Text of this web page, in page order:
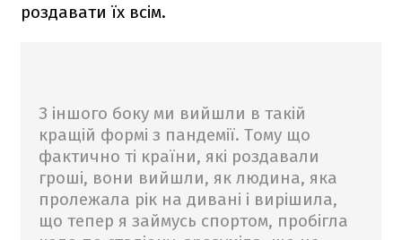
роздавати їх всім.
З іншого боку ми вийшли в такій
кращій формі з пандемії. Тому що
фактично ті країни, які роздавали
гроші, вони вийшли, як людина, яка
пролежала рік на дивані і вирішила,
що тепер я займусь спортом, пробігла